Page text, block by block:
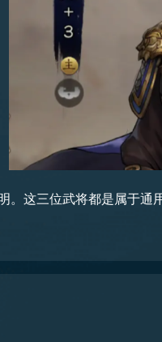
。这三位武将都是属于